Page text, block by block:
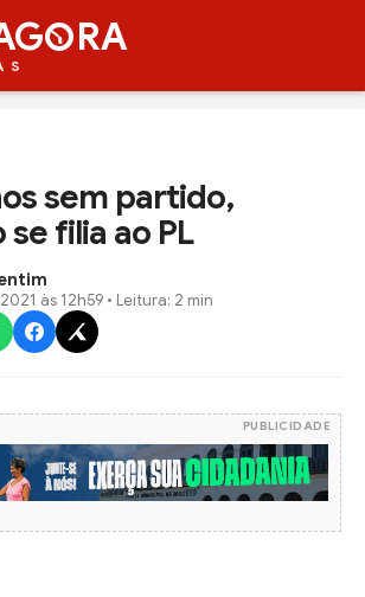
RA
sem partido,
se filia ao PL
às 12h59 • Leitura: 2 min
PUBLICIDADE